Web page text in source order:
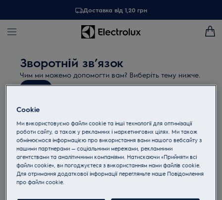
Доставка від 1,20 грн
Зворотній зв’язок
Чим ми можемо допомогти вам? Виберіть тему нижче.
Email
Сервісне обслуговування
Велика побутова техніка
Cookie
Ми використовуємо файли cookie та інші технології для оптимізації
роботи сайту, а також у рекламних і маркетингових цілях. Ми також
обмінюємося інформацією про використання вами нашого вебсайту з
нашими партнерами — соціальними мережами, рекламними
агентствами та аналітичними компаніями. Натискаючи «Прийняти всі
файли cookie», ви погоджуєтеся з використанням нами файлів cookie.
Для отримання додаткової інформації перегляньте наше Пoвідомлення
прo файли cookie.